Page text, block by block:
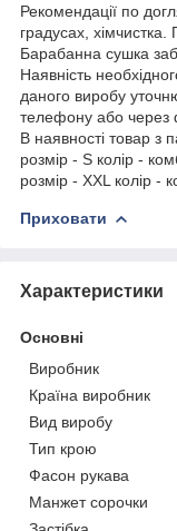
Рекомендації по
градусах,
Барабанна сушка
Наявність
даного виробу
телефону або через
В наявності товар з
розмір - S колір -
розмір - XXL колір -
Приховати
Характеристики
Основні
Виробник
Країна виробник
Вид виробу
Тип крою
Фасон рукава
Манжет сорочки